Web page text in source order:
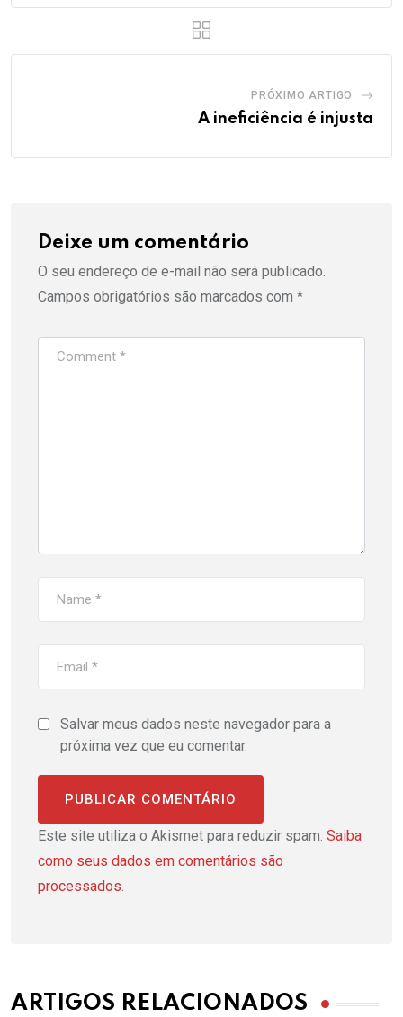
PRÓXIMO ARTIGO
A ineficiência é injusta
Deixe um comentário
O seu endereço de e-mail não será publicado.
Campos obrigatórios são marcados com *
Salvar meus dados neste navegador para a
próxima vez que eu comentar.
Este site utiliza o Akismet para reduzir spam. Saiba
como seus dados em comentários são
processados.
ARTIGOS RELACIONADOS